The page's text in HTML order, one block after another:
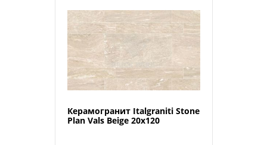
Керамогранит Italgraniti Stone
Plan Vals Beige 20x120